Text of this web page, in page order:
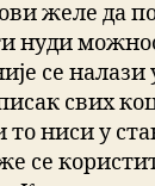
желе да
нуди
се
свих
ниси у
се